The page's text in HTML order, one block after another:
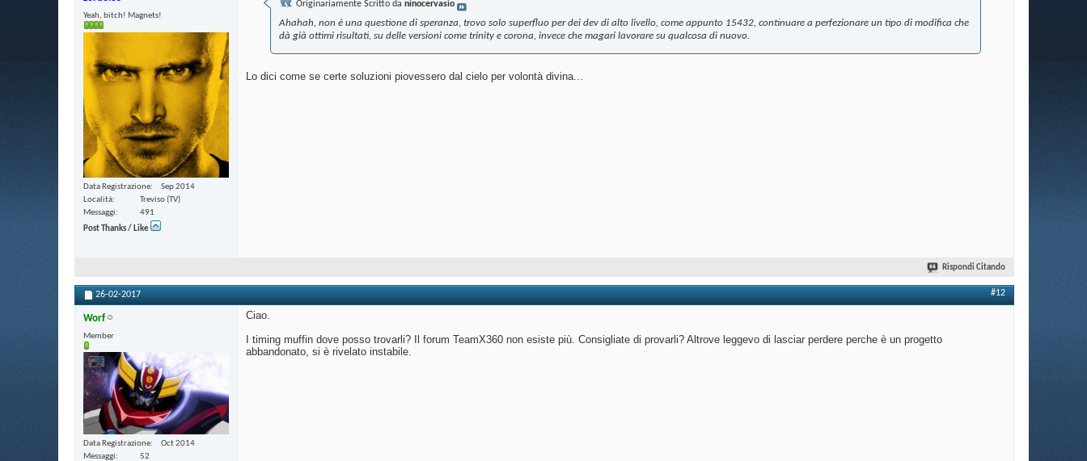
Yeah, bitch! Magnets!
Data Registrazione
Sep 2014
Località
Treviso (TV)
Messaggi
491
Post Thanks / Like
Originariamente Scritto da ninocervasio
Ahahah, non è una questione di speranza, trovo solo superfluo per dei dev di alto livello, come appunto 15432, continuare a perfezionare un tipo di modifica che
dà già ottimi risultati, su delle versioni come trinity e corona, invece che magari lavorare su qualcosa di nuovo.
Lo dici come se certe soluzioni piovessero dal cielo per volontà divina...
Rispondi Citando
26-02-2017 #12
Worf
Member
Data Registrazione
Oct 2014
Messaggi
52
Ciao.
I timing muffin dove posso trovarli? Il forum TeamX360 non esiste più. Consigliate di provarli? Altrove leggevo di lasciar perdere perche è un progetto
abbandonato, si è rivelato instabile.